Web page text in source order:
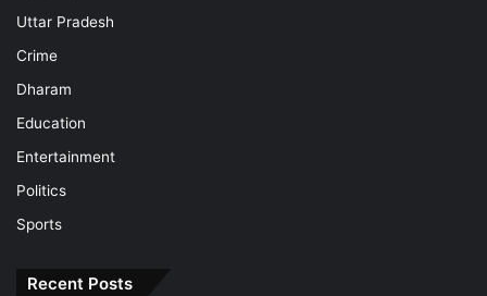
Uttar Pradesh
Crime
Dharam
Education
Entertainment
Politics
Sports
Recent Posts